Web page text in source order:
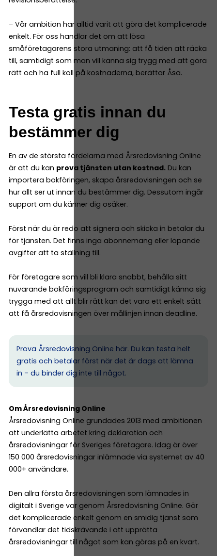
– Vår ambition har alltid varit att göra det komplicerade
enkelt. För oss handlar det om att lösa
småföretagarens stora utmaning: att få tiden att räcka
till, samtidigt som man vill känna sig trygg med att göra
rätt och ha full koll på kostnaderna, berättar Åsa.
Testa gratis innan du
bestämmer dig
En av de största fördelarna med Årsredovisning Online
är att du kan prova tjänsten utan kostnad. Du kan
importera bokföringen, skapa årsredovisningen och se
hur allt ser ut innan du bestämmer dig. Dessutom ingår
support om du känner dig osäker.
Först när du är redo att signera och skicka in betalar du
för tjänsten. Det finns inga abonnemang eller löpande
avgifter att ta ställning till.
För företagare som vill bli klara snabbt, behålla sitt
nuvarande bokföringsprogram och samtidigt känna sig
trygga med att allt blir rätt kan det vara ett enkelt sätt
att få årsredovisningen över mållinjen innan deadline.
Prova Årsredovisning Online här. Du kan testa helt
gratis och betalar först när det är dags att lämna
in – du binder dig inte till något.
Om Årsredovisning Online
Årsredovisning Online grundades 2013 med ambitionen
att underlätta arbetet kring deklaration och
årsredovisningar för Sveriges företagare. Idag är över
150 000 årsredovisningar inlämnade via systemet av 40
000+ användare.
Den allra första årsredovisningen som lämnades in
digitalt i Sverige var genom Årsredovisning Online. Gör
det komplicerade enkelt genom en smidig tjänst som
förvandlar det tidskrävande i att upprätta
årsredovisningar till något som kan göras på en kvart.